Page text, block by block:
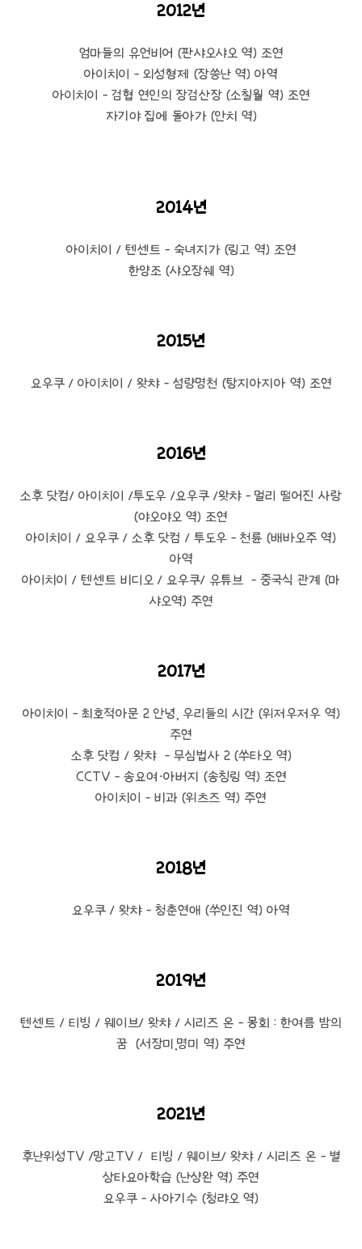
2012년
엄마들의 유언비어 (판샤오샤오 역) 조연
아이치이 - 외성형제 (장씅난 역) 아역
아이치이 - 검협 연인의 장검산장 (소칠월 역) 조연
자기야 집에 돌아가 (안치 역)
2014년
아이치이 / 텐센트 - 숙녀지가 (링고 역) 조연
한양조 (샤오장쉐 역)
2015년
요우쿠 / 아이치이 / 왓챠 - 섬량명천 (탕지아지아 역) 조연
2016년
소후 닷컴/ 아이치이 /투도우 /요우쿠 /왓챠 - 멀리 떨어진 사랑
(야오야오 역) 조연
아이치이 / 요우쿠 / 소후 닷컴 / 투도우 - 천륜 (배바오주 역)
아역
아이치이 / 텐센트 비디오 / 요우쿠/ 유튜브 - 중국식 관계 (마
샤오역) 주연
2017년
아이치이 - 최호적아문 2 안녕, 우리들의 시간 (위저우저우 역)
주연
소후 닷컴 / 왓챠 - 무심법사 2 (쑤타오 역)
CCTV - 송요여·아버지 (송칭링 역) 조연
아이치이 - 비과 (위츠즈 역) 주연
2018년
요우쿠 / 왓챠 - 청춘연애 (쑤인진 역) 아역
2019년
텐센트 / 티빙 / 웨이브/ 왓챠 / 시리즈 온 - 몽회 : 한여름 밤의
꿈 (서장미,명미 역) 주연
2021년
후난위성TV /망고TV / 티빙 / 웨이브/ 왓챠 / 시리즈 온 - 별
상타요아학습 (난샹완 역) 주연
요우쿠 - 사아기수 (청랴오 역)